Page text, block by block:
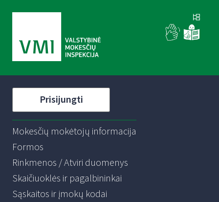
Prisijungti
Mokesčių mokėtojų informacija
Formos
Rinkmenos / Atviri duomenys
Skaičiuoklės ir pagalbininkai
Sąskaitos ir įmokų kodai